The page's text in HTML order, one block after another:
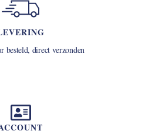
besteld, direct verzonden